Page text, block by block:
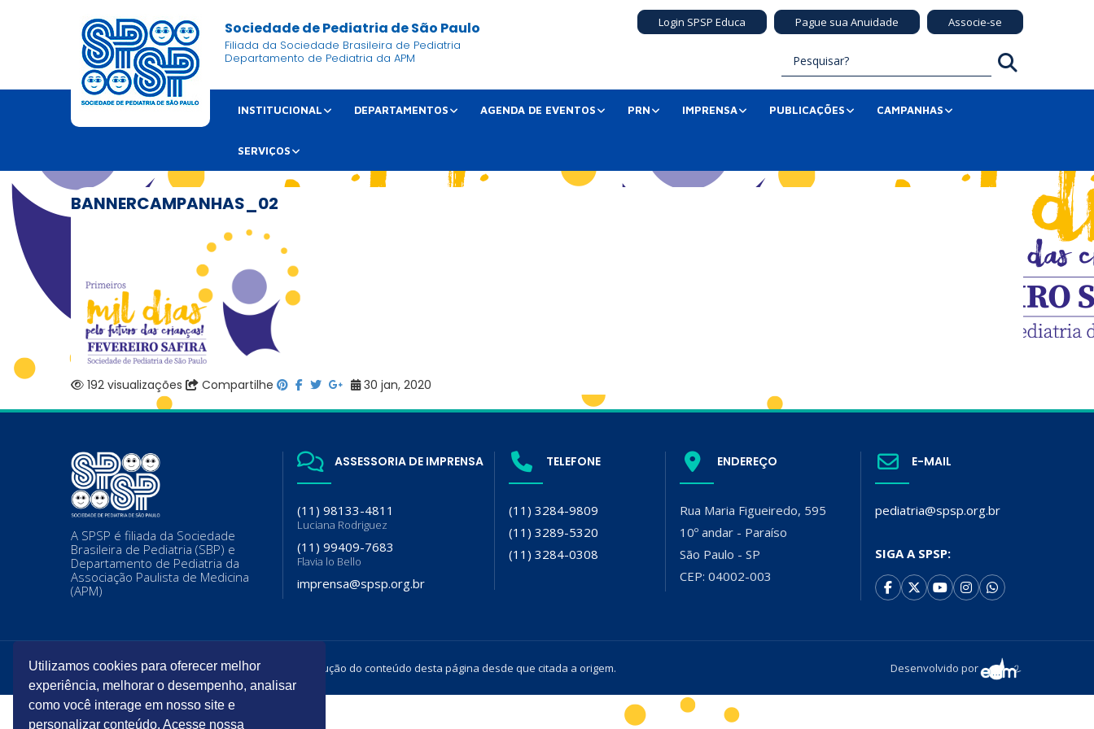
Sociedade de Pediatria de São Paulo
Filiada da Sociedade Brasileira de Pediatria
Departamento de Pediatria da APM
Login SPSP Educa Pague sua Anuidade Associe-se
INSTITUCIONAL DEPARTAMENTOS AGENDA DE EVENTOS PRN IMPRENSA PUBLICAÇÕES CAMPANHAS
SERVIÇOS
BANNERCAMPANHAS_02
192 visualizações Compartilhe 30 jan, 2020
A SPSP é filiada da Sociedade
Brasileira de Pediatria (SBP) e
Departamento de Pediatria da
Associação Paulista de Medicina
(APM)
ASSESSORIA DE IMPRENSA
(11) 98133-4811
Luciana Rodriguez
(11) 99409-7683
Flavia lo Bello
imprensa@spsp.org.br
TELEFONE
(11) 3284-9809
(11) 3289-5320
(11) 3284-0308
ENDEREÇO
Rua Maria Figueiredo, 595
10º andar - Paraíso
São Paulo - SP
CEP: 04002-003
E-MAIL
pediatria@spsp.org.br
SIGA A SPSP:
Todos os direitos reservados. É permitida a reprodução do conteúdo desta página desde que citada a origem. Desenvolvido por
Utilizamos cookies para oferecer melhor
experiência, melhorar o desempenho, analisar
como você interage em nosso site e
personalizar conteúdo. Acesse nossa